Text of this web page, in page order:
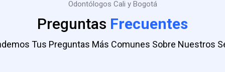
Odontólogos Cali y Bogotá
Preguntas Frecuentes
Tus Preguntas Más Comunes Sobre Nuestros